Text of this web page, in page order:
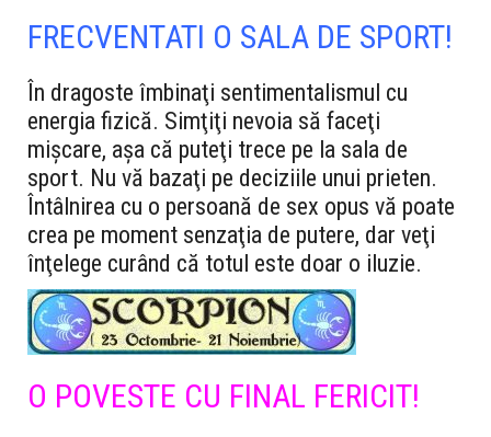
FRECVENTATI O SALA DE SPORT!
În dragoste îmbinaţi sentimentalismul cu
energia fizică. Simţiţi nevoia să faceţi
mişcare, aşa că puteţi trece pe la sala de
sport. Nu vă bazaţi pe deciziile unui prieten.
Întâlnirea cu o persoană de sex opus vă poate
crea pe moment senzaţia de putere, dar veţi
înţelege curând că totul este doar o iluzie.
O POVESTE CU FINAL FERICIT!